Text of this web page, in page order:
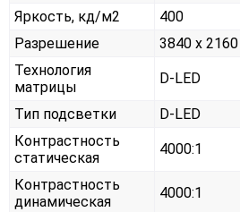
Яркость, кд/м2
400
Разрешение
3840 x 2160
Технология
матрицы
D-LED
Тип подсветки
D-LED
Контрастность
статическая
4000:1
Контрастность
динамическая
4000:1